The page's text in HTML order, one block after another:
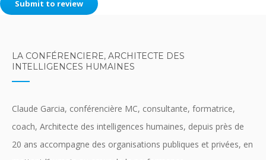
Submit to review
LA CONFÉRENCIERE, ARCHITECTE DES
INTELLIGENCES HUMAINES
Claude Garcia, conférencière MC, consultante, formatrice,
coach, Architecte des intelligences humaines, depuis près de
20 ans accompagne des organisations publiques et privées, en